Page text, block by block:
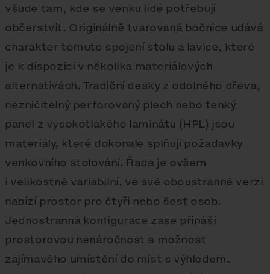
všude tam, kde se venku lidé potřebují
občerstvit. Originálně tvarovaná bočnice udává
charakter tomuto spojení stolu a lavice, které
je k dispozici v několika materiálových
alternativách. Tradiční desky z odolného dřeva,
nezničitelný perforovaný plech nebo tenký
panel z vysokotlakého laminátu (HPL) jsou
materiály, které dokonale splňují požadavky
venkovního stolování. Řada je ovšem
i velikostně variabilní, ve své oboustranné verzi
nabízí prostor pro čtyři nebo šest osob.
Jednostranná konfigurace zase přináší
prostorovou nenáročnost a možnost
zajímavého umístění do míst s výhledem.